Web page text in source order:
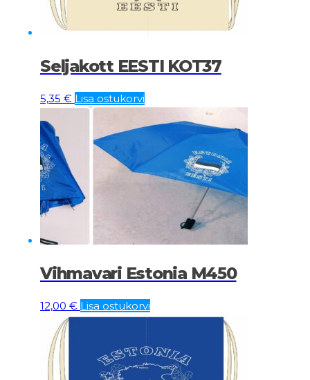
Seljakott EESTI KOT37
5,35 € Lisa ostukorvi
Vihmavari Estonia M450
12,00 € Lisa ostukorvi